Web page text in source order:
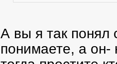
А вы я так понял
понимаете, а он-